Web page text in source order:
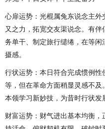
心扉运势：光棍属兔东说念主
又之力，拓宽交友渠说念。有
务单干、制定旅行缱绻，在等
摄感。
行状运势：本日符合完成惯例
等，但在革命方面稍显灵感不
本领学习新妙技，为昔时行状发
财富运势：财气进出基本均衡